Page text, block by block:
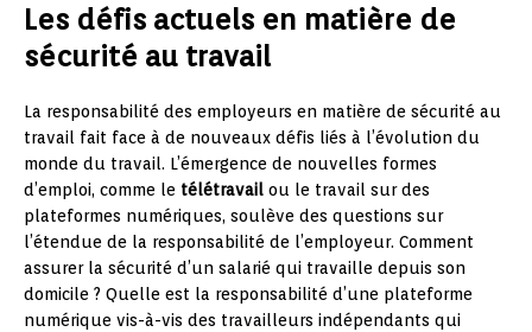
Les défis actuels en matière de
sécurité au travail
La responsabilité des employeurs en matière de sécurité au
travail fait face à de nouveaux défis liés à l’évolution du
monde du travail. L’émergence de nouvelles formes
d’emploi, comme le télétravail ou le travail sur des
plateformes numériques, soulève des questions sur
l’étendue de la responsabilité de l’employeur. Comment
assurer la sécurité d’un salarié qui travaille depuis son
domicile ? Quelle est la responsabilité d’une plateforme
numérique vis-à-vis des travailleurs indépendants qui